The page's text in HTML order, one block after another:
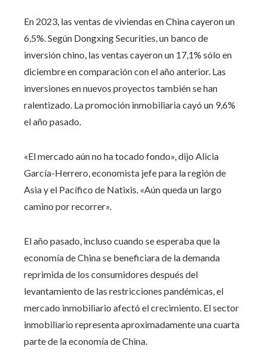
En 2023, las ventas de viviendas en China cayeron un
6,5%. Según Dongxing Securities, un banco de
inversión chino, las ventas cayeron un 17,1% sólo en
diciembre en comparación con el año anterior. Las
inversiones en nuevos proyectos también se han
ralentizado. La promoción inmobiliaria cayó un 9,6%
el año pasado.
«El mercado aún no ha tocado fondo», dijo Alicia
García-Herrero, economista jefe para la región de
Asia y el Pacífico de Natixis. «Aún queda un largo
camino por recorrer».
El año pasado, incluso cuando se esperaba que la
economía de China se beneficiara de la demanda
reprimida de los consumidores después del
levantamiento de las restricciones pandémicas, el
mercado inmobiliario afectó el crecimiento. El sector
inmobiliario representa aproximadamente una cuarta
parte de la economía de China.